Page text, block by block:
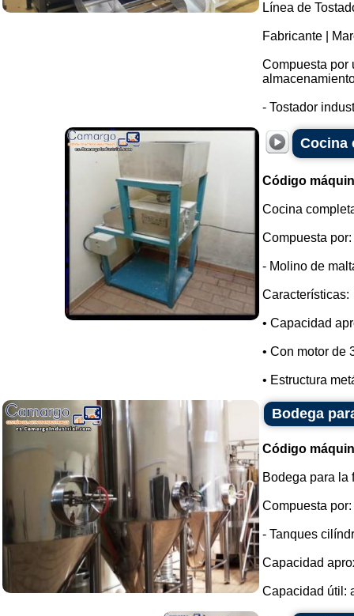
Línea de
Fabricante |
Compuesta por
- Tostador
Cocina
Código
Cocina
Compuesta por:
- Molino de
Características:
• Capacidad
• Con motor de
• Estructura
Bodega
Código
Bodega para la
Compuesta por:
- Tanques
Capacidad
Capacidad útil: